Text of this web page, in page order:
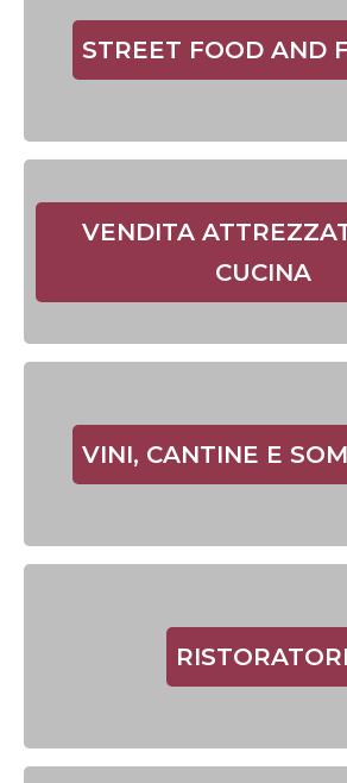
STREET FOOD AND
VENDITA
CUCINA
VINI, CANTINE E
RISTORATORI